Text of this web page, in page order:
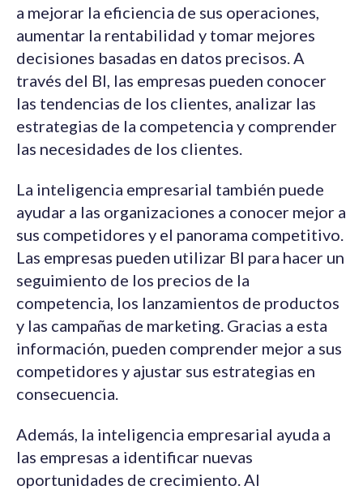
a mejorar la eficiencia de sus operaciones,
aumentar la rentabilidad y tomar mejores
decisiones basadas en datos precisos. A
través del BI, las empresas pueden conocer
las tendencias de los clientes, analizar las
estrategias de la competencia y comprender
las necesidades de los clientes.
La inteligencia empresarial también puede
ayudar a las organizaciones a conocer mejor a
sus competidores y el panorama competitivo.
Las empresas pueden utilizar BI para hacer un
seguimiento de los precios de la
competencia, los lanzamientos de productos
y las campañas de marketing. Gracias a esta
información, pueden comprender mejor a sus
competidores y ajustar sus estrategias en
consecuencia.
Además, la inteligencia empresarial ayuda a
las empresas a identificar nuevas
oportunidades de crecimiento. Al